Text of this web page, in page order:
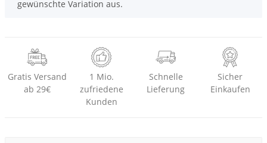
gewünschte Variation aus.
Gratis Versand
ab 29€
1 Mio.
zufriedene
Kunden
Schnelle
Lieferung
Sicher
Einkaufen